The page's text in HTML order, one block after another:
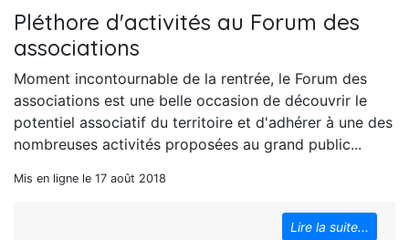
Pléthore d'activités au Forum des
associations
Moment incontournable de la rentrée, le Forum des
associations est une belle occasion de découvrir le
potentiel associatif du territoire et d'adhérer à une des
nombreuses activités proposées au grand public...
Mis en ligne le 17 août 2018
Lire la suite...